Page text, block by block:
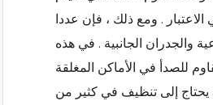
. ومع ذلك ، فإن عددا
والجدران الجانبية . في هذه
أكثر أهمية من الجمال ، والسطح ليست نظيفة جدا . استخدام 304 الفولاذ المقاوم للصدأ في الأماكن المغلقة
يحتاج إلى تنظيف في كثير من